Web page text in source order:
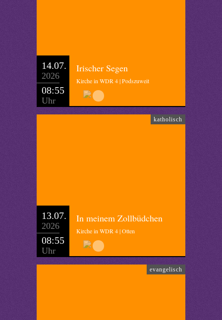
14.07.
2026
08:55
Uhr
Irischer Segen
Kirche in WDR 4 | Podszuweit
katholisch
13.07.
2026
08:55
Uhr
In meinem Zollbüdchen
Kirche in WDR 4 | Otten
evangelisch